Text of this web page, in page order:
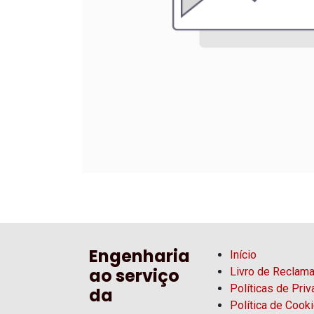
Engenharia
ao serviço
da
Início
Livro de
Políticas de
Política de